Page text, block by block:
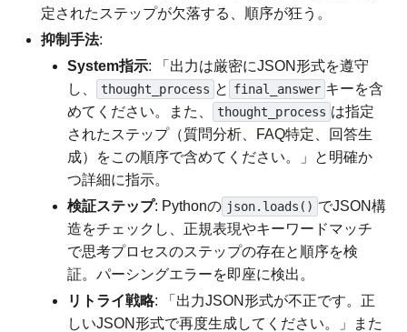
定されたステップが欠落する、順序が狂う。
抑制手法:
System指示: 「出力は厳密にJSON形式を遵守
し、
thought_process と final_answer キーを含
めてください。また、
thought_process は指定
されたステップ（質問分析、FAQ特定、回答生
成）をこの順序で含めてください。」と明確か
つ詳細に指示。
検証ステップ: Pythonの json.loads() でJSON構
造をチェックし、正規表現やキーワードマッチ
で思考プロセスのステップの存在と順序を検
証。パーシングエラーを即座に検出。
リトライ戦略: 「出力JSON形式が不正です。正
しいJSON形式で再度生成してください。」また